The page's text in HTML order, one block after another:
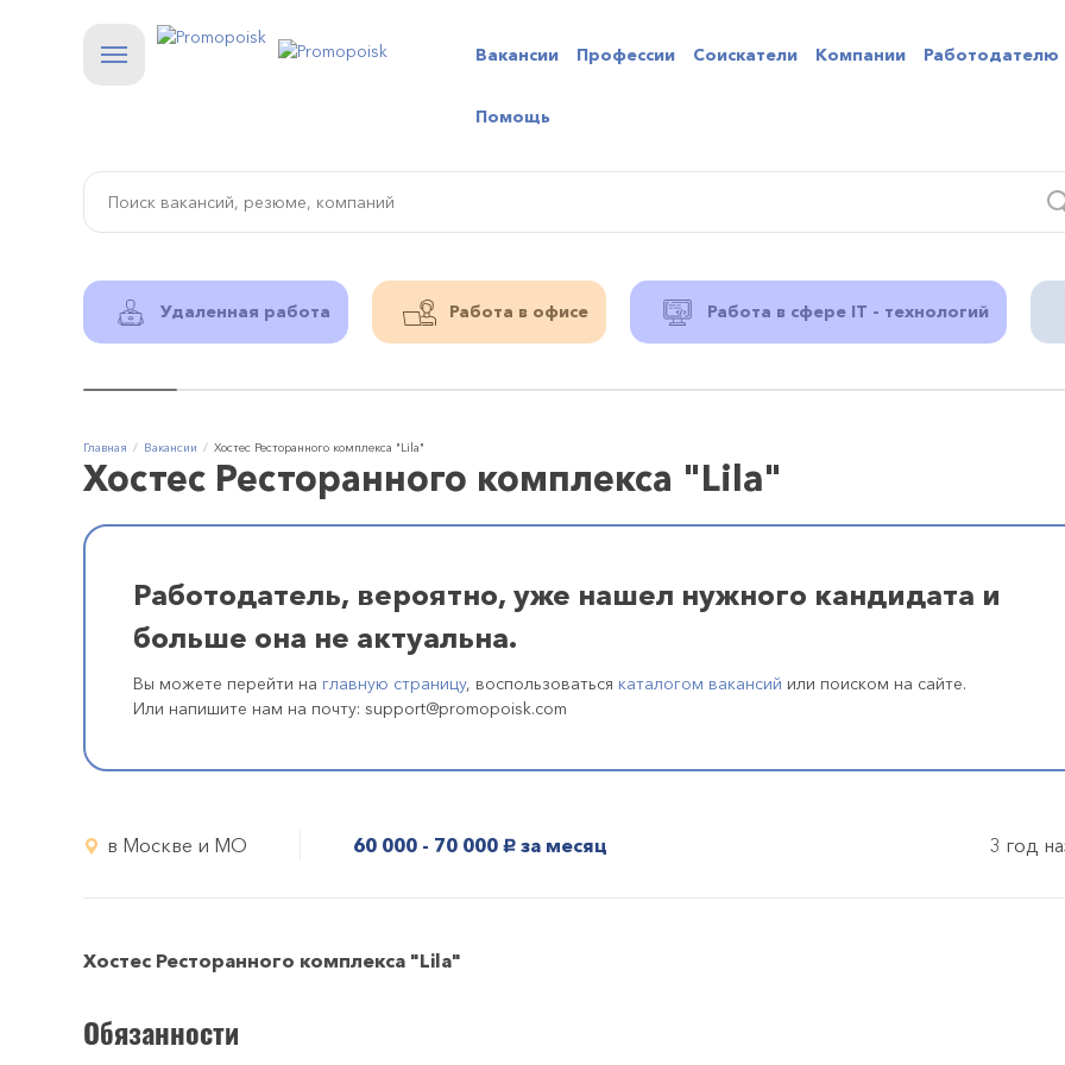
Вакансии Профессии Соискатели Компании Работодателю
Помощь
Удаленная работа Работа в офисе Работа в сфере IT - технологий
Главная Вакансии Хостес Ресторанного комплекса "Lila"
Хостес Ресторанного комплекса "Lila"
Работодатель, вероятно, уже нашел нужного кандидата и
больше она не актуальна.
Вы можете перейти на главную страницу, воспользоваться каталогом вакансий или поиском на сайте.
Или напишите нам на почту: support@promopoisk.com
в Москве и МО 60 000 - 70 000 руб. за месяц 3 год
Хостес Ресторанного комплекса "Lila"
Обязанности